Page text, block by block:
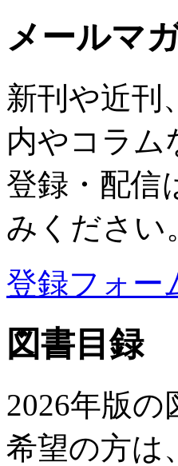
メールマ
新刊や近刊
内やコラム
登録・配信
みください
登録フォー
図書目録
2026年版
希望の方は